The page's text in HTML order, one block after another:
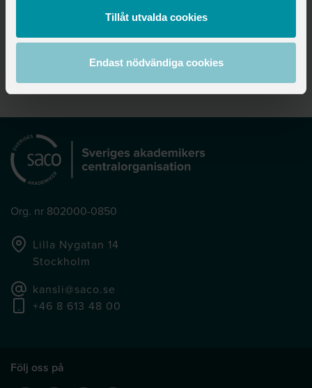
Tillåt utvalda cookies
Endast nödvändiga cookies
Org. nr 802000-0850
Lilla Nygatan 14
Stockholm
kansli@saco.se
+46 8 613 48 00
Följ oss på